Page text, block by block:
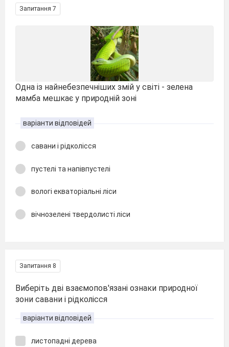
Запитання 7
Одна із найнебезпечніших змій у світі - зелена
мамба мешкає у природній зоні
варіанти відповідей
савани і рідколісся
пустелі та напівпустелі
вологі екваторіальні ліси
вічнозелені твердолисті ліси
Запитання 8
Виберіть дві взаємопов'язані ознаки природної
зони савани і рідколісся
варіанти відповідей
листопадні дерева